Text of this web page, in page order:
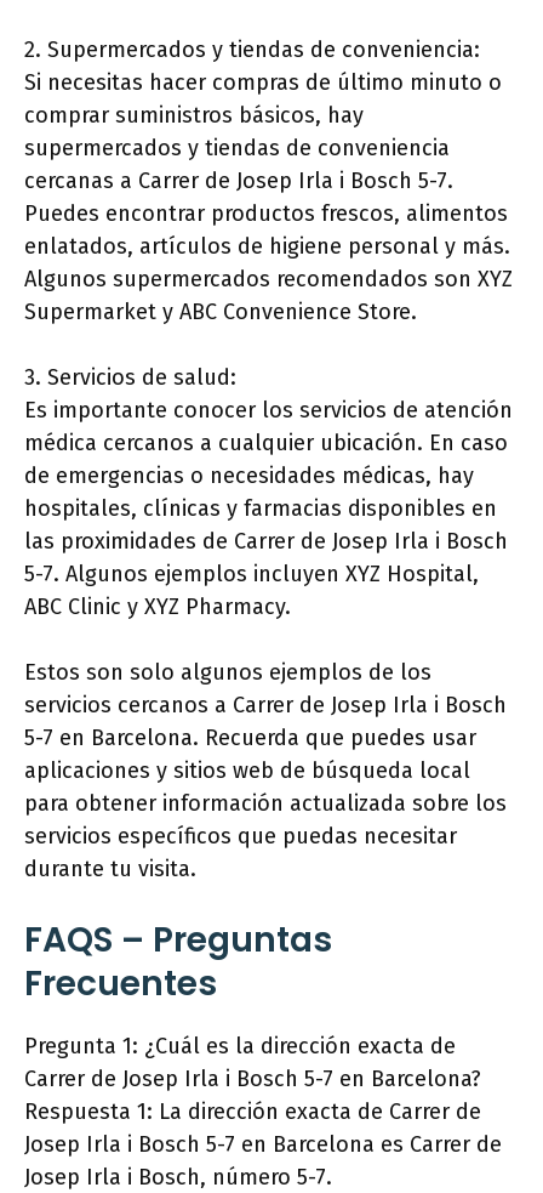
2. Supermercados y tiendas de conveniencia:
Si necesitas hacer compras de último minuto o
comprar suministros básicos, hay
supermercados y tiendas de conveniencia
cercanas a Carrer de Josep Irla i Bosch 5-7.
Puedes encontrar productos frescos, alimentos
enlatados, artículos de higiene personal y más.
Algunos supermercados recomendados son XYZ
Supermarket y ABC Convenience Store.
3. Servicios de salud:
Es importante conocer los servicios de atención
médica cercanos a cualquier ubicación. En caso
de emergencias o necesidades médicas, hay
hospitales, clínicas y farmacias disponibles en
las proximidades de Carrer de Josep Irla i Bosch
5-7. Algunos ejemplos incluyen XYZ Hospital,
ABC Clinic y XYZ Pharmacy.
Estos son solo algunos ejemplos de los
servicios cercanos a Carrer de Josep Irla i Bosch
5-7 en Barcelona. Recuerda que puedes usar
aplicaciones y sitios web de búsqueda local
para obtener información actualizada sobre los
servicios específicos que puedas necesitar
durante tu visita.
FAQS – Preguntas
Frecuentes
Pregunta 1: ¿Cuál es la dirección exacta de
Carrer de Josep Irla i Bosch 5-7 en Barcelona?
Respuesta 1: La dirección exacta de Carrer de
Josep Irla i Bosch 5-7 en Barcelona es Carrer de
Josep Irla i Bosch, número 5-7.